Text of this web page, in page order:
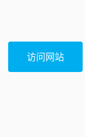
访问网站